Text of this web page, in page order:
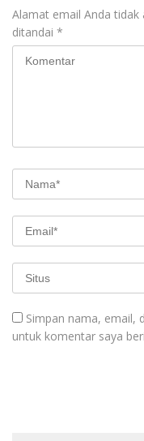
Alamat email Anda tidak
ditandai *
Simpan nama, email,
untuk komentar saya